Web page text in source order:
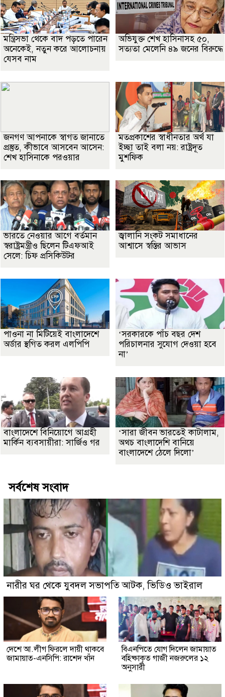
মন্ত্রিসভা থেকে বাদ পড়তে পারেন
অনেকেই, নতুন করে আলোচনায়
যেসব নাম
অভিযুক্ত শেখ হাসিনাসহ ৫০,
সত্যতা মেলেনি ৪৯ জনের বিরুদ্ধে
জনগণ আপনাকে স্বাগত জানাতে
প্রস্তুত, কীভাবে আসবেন আসেন:
শেখ হাসিনাকে পরওয়ার
মতপ্রকাশের স্বাধীনতার অর্থ যা
ইচ্ছা তাই বলা নয়: রাষ্ট্রদূত
মুশফিক
ভারতে নেওয়ার আগে বর্তমান
স্বরাষ্ট্রমন্ত্রীও ছিলেন টিএফআই
সেলে: চিফ প্রসিকিউটর
জ্বালানি সংকট সমাধানের
আশ্বাসে স্বস্তির আভাস
পাওনা না মিটিয়েই বাংলাদেশে
অর্ডার স্থগিত করল এলপিপি
‘সরকারকে পাঁচ বছর দেশ
পরিচালনার সুযোগ দেওয়া হবে
না’
বাংলাদেশে বিনিয়োগে আগ্রহী
মার্কিন ব্যবসায়ীরা: সার্জিও গর
‘সারা জীবন ভারতেই কাটালাম,
অথচ বাংলাদেশি বানিয়ে
বাংলাদেশে ঠেলে দিলো’
সর্বশেষ সংবাদ
নারীর ঘর থেকে যুবদল সভাপতি আটক, ভিডিও ভাইরাল
দেশে আ.লীগ ফিরলে দায়ী থাকবে
জামায়াত-এনসিপি: রাশেদ খাঁন
বিএনপিতে যোগ দিলেন জামায়াত
বহিষ্কাকৃত গাজী নজরুলের ১২
অনুসারী